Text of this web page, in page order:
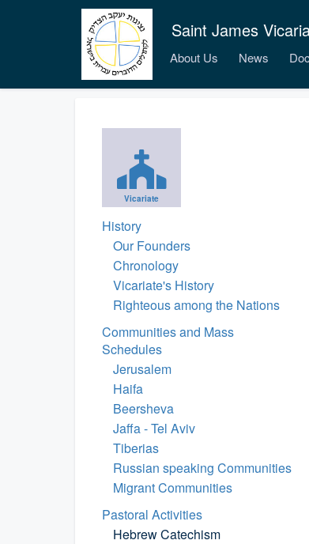
Saint James
About Us News
Vicariate
History
Our Founders
Chronology
Vicariate's History
Righteous among the Nations
Communities and Mass
Schedules
Jerusalem
Haifa
Beersheva
Jaffa - Tel Aviv
Tiberias
Russian speaking Communities
Migrant Communities
Pastoral Activities
Hebrew Catechism